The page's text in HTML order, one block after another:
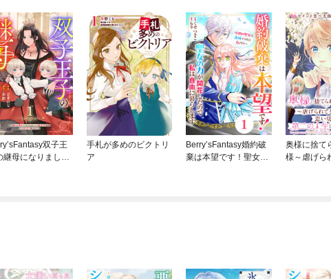
双子王
継母になりまして
手札が多めのビクトリ
ア
Berry’sFantasy婚約破
棄は本望です！聖女の
奥様に捨て
様～虐げら